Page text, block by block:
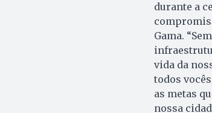
durante a
Gama.
vida da
todos
as metas
nossa